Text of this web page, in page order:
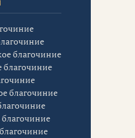
благочиние
благочиние
благочиние